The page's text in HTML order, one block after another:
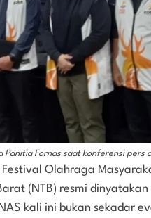
Panitia Fornas saat konferensi
Olahraga
(NTB) resmi dinyatakan
kali ini bukan sekadar